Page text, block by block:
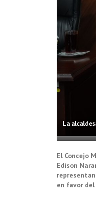
La
El Concejo
Edison
en favor